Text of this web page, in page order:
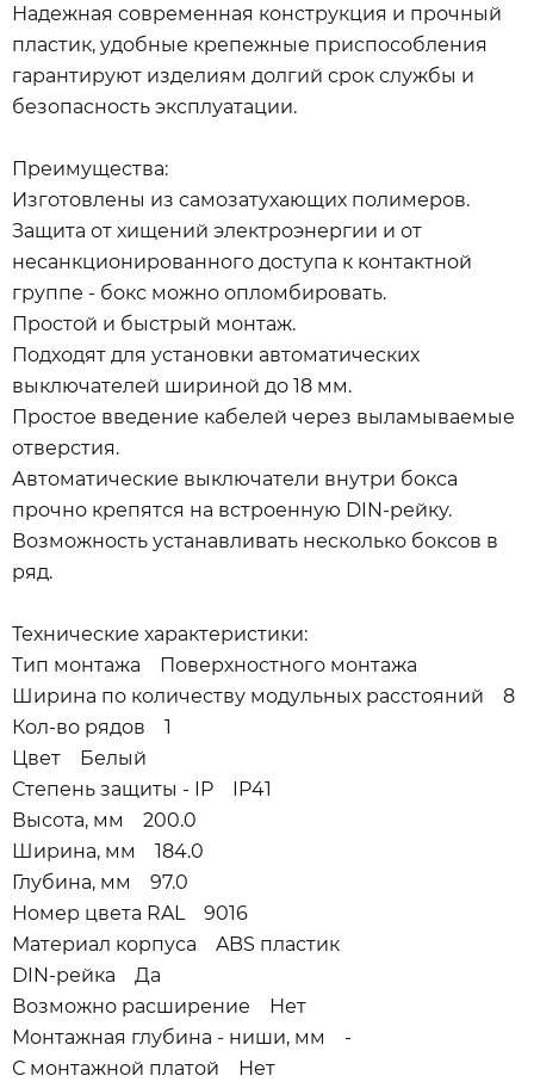
Надежная современная конструкция и прочный
пластик, удобные крепежные приспособления
гарантируют изделиям долгий срок службы и
безопасность эксплуатации.
Преимущества:
Изготовлены из самозатухающих полимеров.
Защита от хищений электроэнергии и от
несанкционированного доступа к контактной
группе - бокс можно опломбировать.
Простой и быстрый монтаж.
Подходят для установки автоматических
выключателей шириной до 18 мм.
Простое введение кабелей через выламываемые
отверстия.
Автоматические выключатели внутри бокса
прочно крепятся на встроенную DIN-рейку.
Возможность устанавливать несколько боксов в
ряд.
Технические характеристики:
Тип монтажа Поверхностного монтажа
Ширина по количеству модульных расстояний 8
Кол-во рядов 1
Цвет Белый
Степень защиты - IP IP41
Высота, мм 200.0
Ширина, мм 184.0
Глубина, мм 97.0
Номер цвета RAL 9016
Материал корпуса ABS пластик
DIN-рейка Да
Возможно расширение Нет
Монтажная глубина - ниши, мм -
С монтажной платой Нет